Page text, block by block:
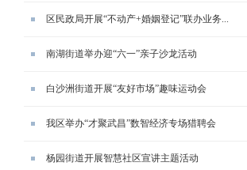
区民政局开展“不动产+婚姻登记”联办业务...
南湖街道举办迎“六一”亲子沙龙活动
白沙洲街道开展“友好市场”趣味运动会
我区举办“才聚武昌”数智经济专场猎聘会
杨园街道开展智慧社区宣讲主题活动